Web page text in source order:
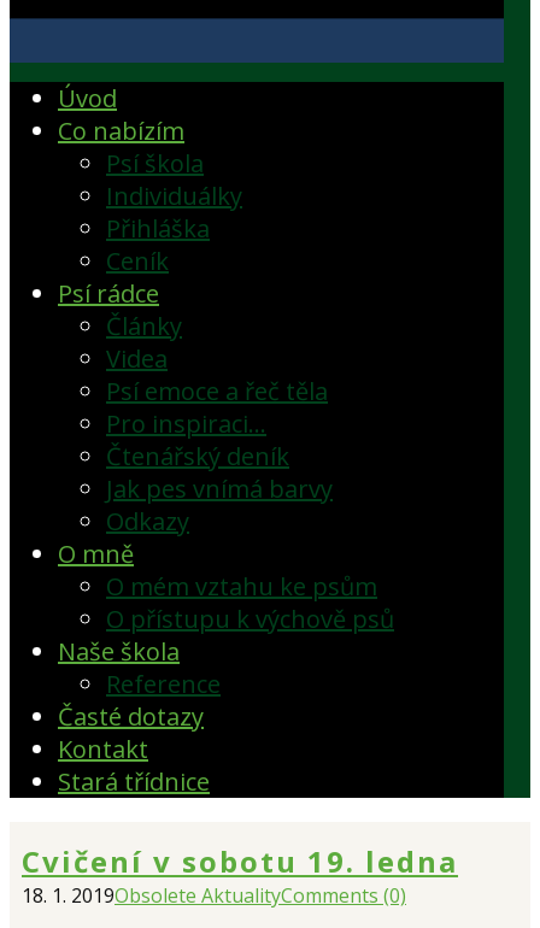
Úvod
Co nabízím
Psí škola
Individuálky
Přihláška
Ceník
Psí rádce
Články
Videa
Psí emoce a řeč těla
Pro inspiraci…
Čtenářský deník
Jak pes vnímá barvy
Odkazy
O mně
O mém vztahu ke psům
O přístupu k výchově psů
Naše škola
Reference
Časté dotazy
Kontakt
Stará třídnice
Cvičení v sobotu 19. ledna
18. 1. 2019Obsolete AktualityComments (0)